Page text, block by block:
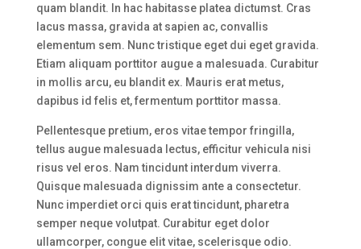
quam blandit. In hac habitasse platea dictumst. Cras
lacus massa, gravida at sapien ac, convallis
elementum sem. Nunc tristique eget dui eget gravida.
Etiam aliquam porttitor augue a malesuada. Curabitur
in mollis arcu, eu blandit ex. Mauris erat metus,
dapibus id felis et, fermentum porttitor massa.
Pellentesque pretium, eros vitae tempor fringilla,
tellus augue malesuada lectus, efficitur vehicula nisi
risus vel eros. Nam tincidunt interdum viverra.
Quisque malesuada dignissim ante a consectetur.
Nunc imperdiet orci quis erat tincidunt, pharetra
semper neque volutpat. Curabitur eget dolor
ullamcorper, congue elit vitae, scelerisque odio.